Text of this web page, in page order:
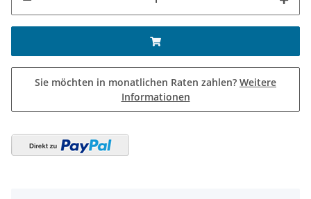
Sie möchten in monatlichen Raten zahlen? Weitere
Informationen